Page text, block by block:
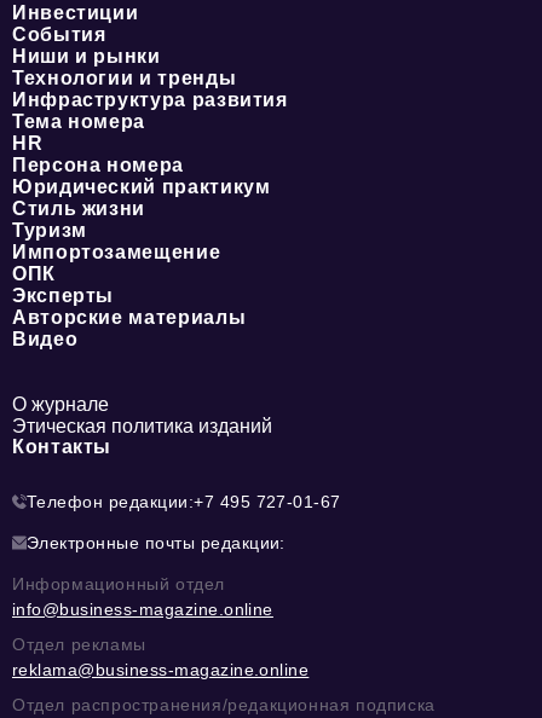
Инвестиции
События
Ниши и рынки
Технологии и тренды
Инфраструктура развития
Тема номера
HR
Персона номера
Юридический практикум
Стиль жизни
Туризм
Импортозамещение
ОПК
Эксперты
Авторские материалы
Видео
О журнале
Этическая политика изданий
Контакты
Телефон редакции:+7 495 727-01-67
Электронные почты редакции:
Информационный отдел
info@business-magazine.online
Отдел рекламы
reklama@business-magazine.online
Отдел распространения/редакционная подписка